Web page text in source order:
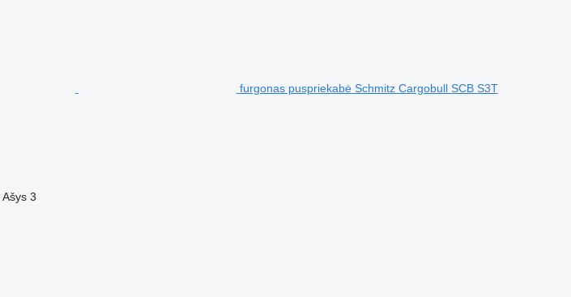
furgonas puspriekabė Schmitz Cargobull SCB S3T
Ašys 3